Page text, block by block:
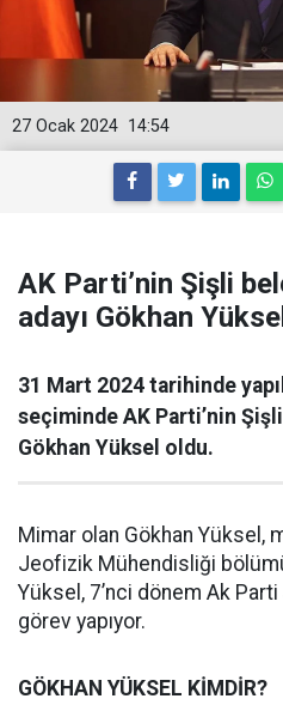
14:54
27 Ocak 2024
AK Parti’nin Şişli
adayı Gökhan
31 Mart 2024 tarihinde
seçiminde AK Parti’nin
Gökhan Yüksel oldu.
Mimar olan Gökhan Yüksel,
Jeofizik Mühendisliği
Yüksel, 7’nci dönem Ak
görev yapıyor.
GÖKHAN YÜKSEL KİMDİR?